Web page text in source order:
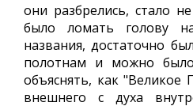
они разбрелись, стало
было ломать голову
названия, достаточно
полотнам и можно
объяснять, как "Великое
внешнего с духа